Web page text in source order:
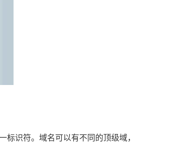
识符。域名可以有不同的顶级域，